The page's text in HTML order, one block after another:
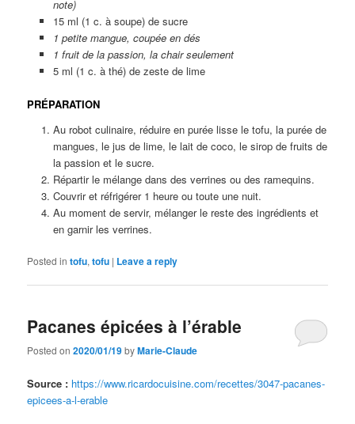
note)
15 ml (1 c. à soupe) de sucre
1 petite mangue, coupée en dés
1 fruit de la passion, la chair seulement
5 ml (1 c. à thé) de zeste de lime
PRÉPARATION
Au robot culinaire, réduire en purée lisse le tofu, la purée de
mangues, le jus de lime, le lait de coco, le sirop de fruits de
la passion et le sucre.
Répartir le mélange dans des verrines ou des ramequins.
Couvrir et réfrigérer 1 heure ou toute une nuit.
Au moment de servir, mélanger le reste des ingrédients et
en garnir les verrines.
Posted in tofu,tofu | Leave a reply
Pacanes épicées à l’érable
Posted on2020/01/19byMarie-Claude
Source : https://www.ricardocuisine.com/recettes/3047-pacanes-
epicees-a-l-erable